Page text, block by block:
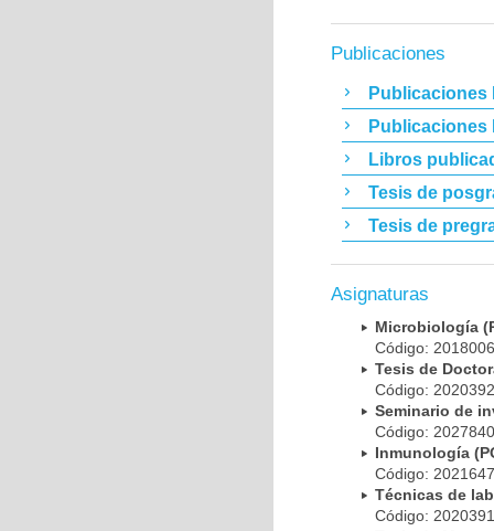
Publicaciones
Publicaciones
Publicaciones
Libros
Tesis de
Tesis de
Asignaturas
Microbiología
Código:
Tesis de
Código:
Seminario de
Código:
Inmunología
Código:
Técnicas de
Código: